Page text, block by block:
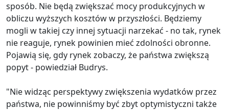
sposób. Nie będą zwiększać mocy produkcyjnych w
obliczu wyższych kosztów w przyszłości. Będziemy
mogli w takiej czy innej sytuacji narzekać - no tak, rynek
nie reaguje, rynek powinien mieć zdolności obronne.
Pojawią się, gdy rynek zobaczy, że państwa zwiększą
popyt - powiedział Budrys.
"Nie widząc perspektywy zwiększenia wydatków przez
państwa, nie powinniśmy być zbyt optymistyczni także